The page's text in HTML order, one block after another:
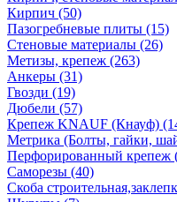
Кирпич (50)
Пазогребневые плиты (15)
Стеновые материалы (26)
Метизы, крепеж (263)
Анкеры (31)
Гвозди (19)
Дюбели (57)
Крепеж KNAUF (Кнауф)
Метрика (Болты, гайки,
Перфорированный крепеж
Саморезы (40)
Скоба